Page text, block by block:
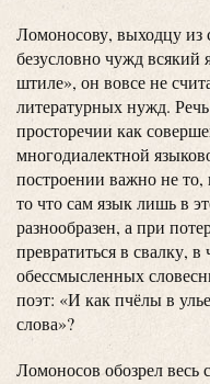
Ломоносову, выходцу из
безусловно чужд всякий
штиле», он вовсе не
литературных нужд.
просторечии как
многодиалектной
построении важно не то,
то что сам язык лишь в
разнообразен, а при
превратиться в свалку,
обессмысленных
поэт: «И как пчёлы в
слова»?
Ломоносов обозрел весь